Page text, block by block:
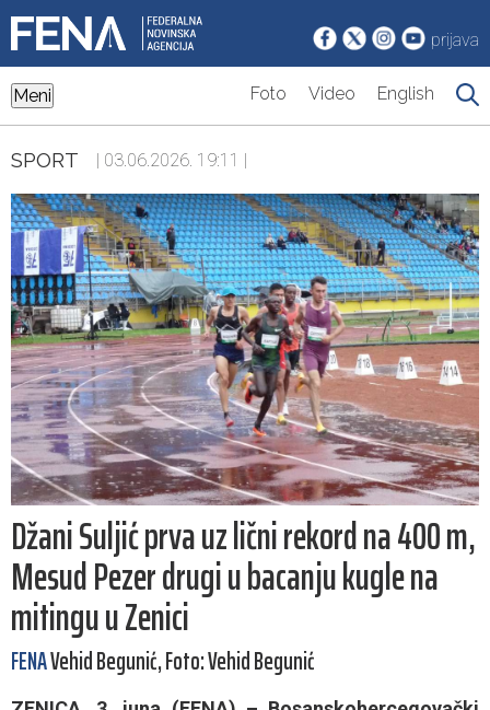
prijava
Meni Foto Video English
SPORT | 03.06.2026. 19:11 |
Džani Suljić prva uz lični rekord na 400 m,
Mesud Pezer drugi u bacanju kugle na
mitingu u Zenici
FENAVehid Begunić, Foto: Vehid Begunić